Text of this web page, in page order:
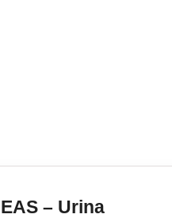
EAS – Urina